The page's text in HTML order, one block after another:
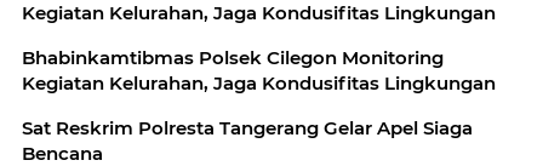
Kegiatan Kelurahan, Jaga Kondusifitas Lingkungan
Bhabinkamtibmas Polsek Cilegon Monitoring
Kegiatan Kelurahan, Jaga Kondusifitas Lingkungan
Sat Reskrim Polresta Tangerang Gelar Apel Siaga
Bencana